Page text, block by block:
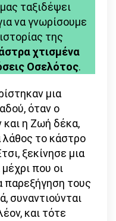
ταξιδέψει
να γνωρίσουμε
της
χτισμένα
Οσελότος.
μια
όταν ο
και η Ζωή δέκα,
λάθος το κάστρο
ξεκίνησε μια
που οι
παρεξήγηση τους
συναντιούνται
και τότε